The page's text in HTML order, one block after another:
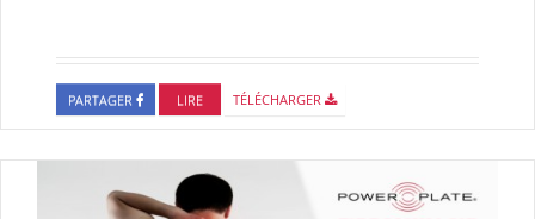
PARTAGER LIRE TÉLÉCHARGER